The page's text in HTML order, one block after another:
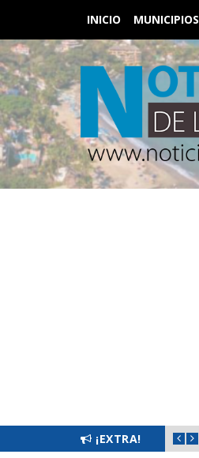
INICIO MUNICIPIOS
¡EXTRA!
LA SEGURIDAD EN NAYARIT